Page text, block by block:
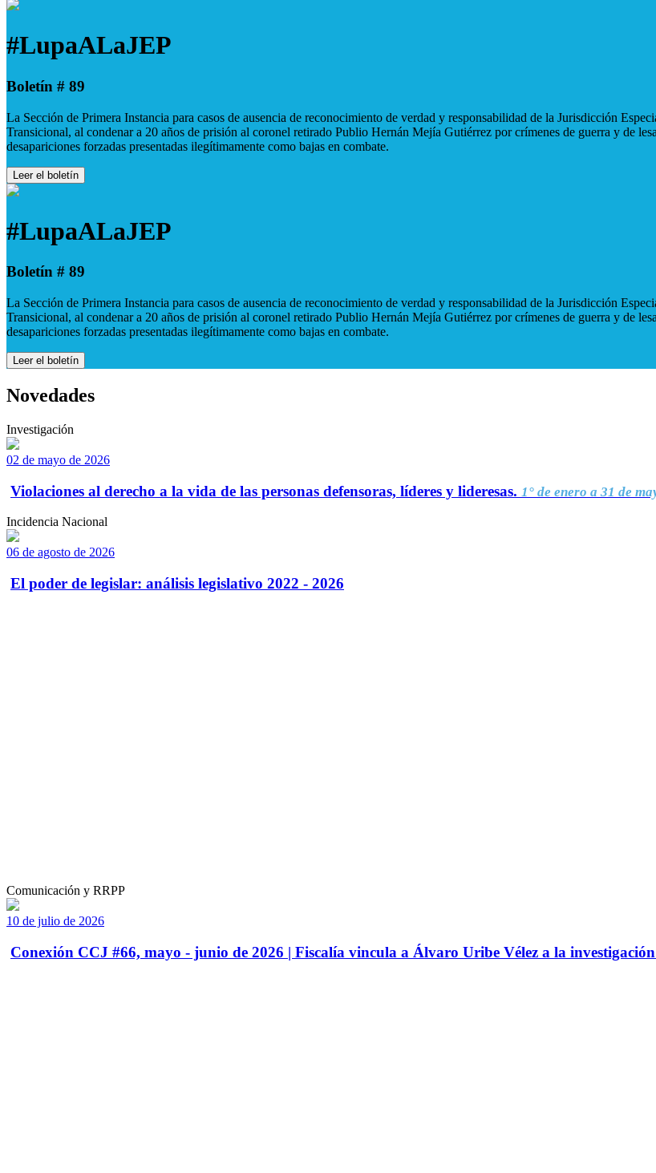
#LupaALaJEP
Boletín # 89
La Sección de Primera Instancia para casos de ausencia de reconocimiento de verdad y responsabilidad de la Jurisdicción
Transicional, al condenar a 20 años de prisión al coronel retirado Publio Hernán Mejía Gutiérrez por crímenes de guerra y de
desapariciones forzadas presentadas ilegítimamente como bajas en combate.
Leer el boletín
#LupaALaJEP
Boletín # 89
La Sección de Primera Instancia para casos de ausencia de reconocimiento de verdad y responsabilidad de la Jurisdicción
Transicional, al condenar a 20 años de prisión al coronel retirado Publio Hernán Mejía Gutiérrez por crímenes de guerra y de
desapariciones forzadas presentadas ilegítimamente como bajas en combate.
Leer el boletín
Novedades
Investigación
02 de mayo de 2026
Violaciones al derecho a la vida de las personas defensoras, líderes y lideresas. 1° de enero a 31 de
Incidencia Nacional
06 de agosto de 2026
El poder de legislar: análisis legislativo 2022 - 2026
Comunicación y RRPP
10 de julio de 2026
Conexión CCJ #66, mayo - junio de 2026 | Fiscalía vincula a Álvaro Uribe Vélez a la